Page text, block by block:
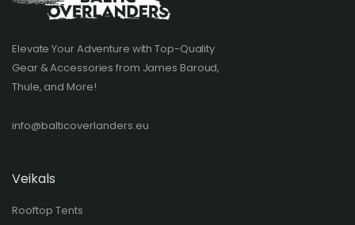
Elevate Your Adventure with Top-Quality
Gear & Accessories from James Baroud,
Thule, and More!
info@balticoverlanders.eu
Veikals
Rooftop Tents